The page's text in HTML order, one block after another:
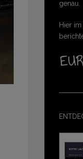
genau.
Hier